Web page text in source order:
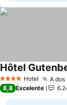
4 EstrellasHotel A dos
Hôtel
8,8 Excelente